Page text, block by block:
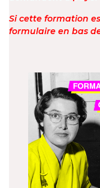
Si cette formation
formulaire en bas